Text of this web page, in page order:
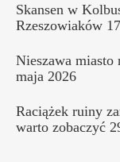
Skansen w
Rzeszowiaków
Nieszawa miasto
maja 2026
Raciążek ruiny
warto zobaczyć